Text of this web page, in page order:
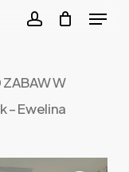
Menu
ZABAW W
– Ewelina